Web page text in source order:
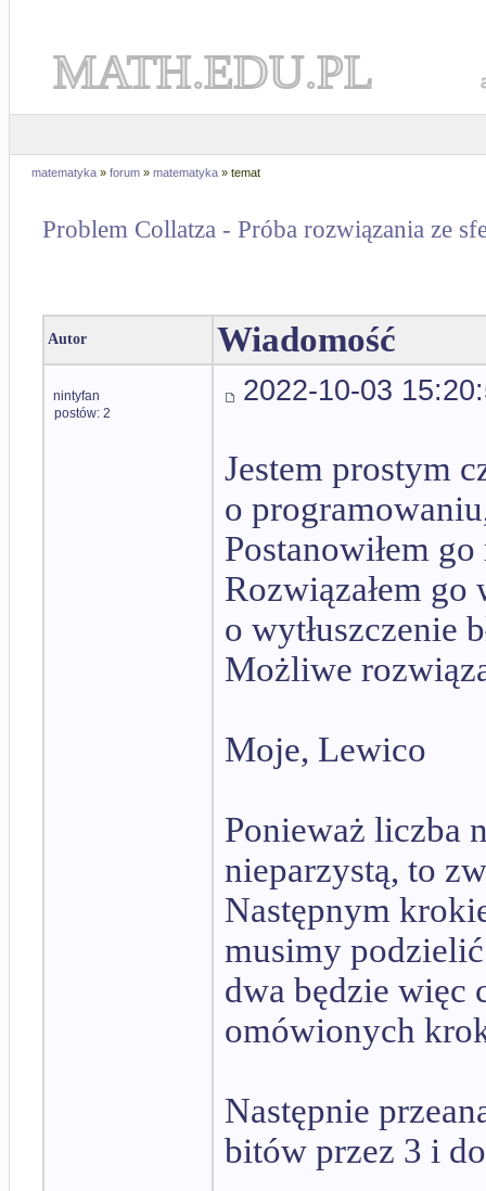
MATH.EDU.PL
matematyka » forum » matematyka » temat
Problem Collatza - Próba rozwiązania ze
Autor Wiadomość
nintyfan
postów: 2
2022-10-03
Jestem prostym
o
Postanowiłem
Rozwiązałem
o wytłuszczenie
Możliwe
Moje, Lewico
Ponieważ liczba
nieparzystą, to
Następnym
musimy
dwa będzie więc
omówionych
Następnie
bitów przez 3 i